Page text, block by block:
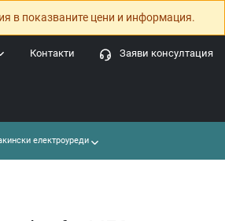
в показваните цени и информация.
Заяви консултация
Контакти
електроуреди